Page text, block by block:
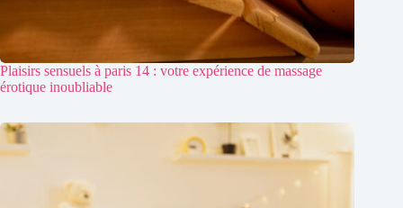
Plaisirs sensuels à paris 14 : votre expérience de massage
érotique inoubliable